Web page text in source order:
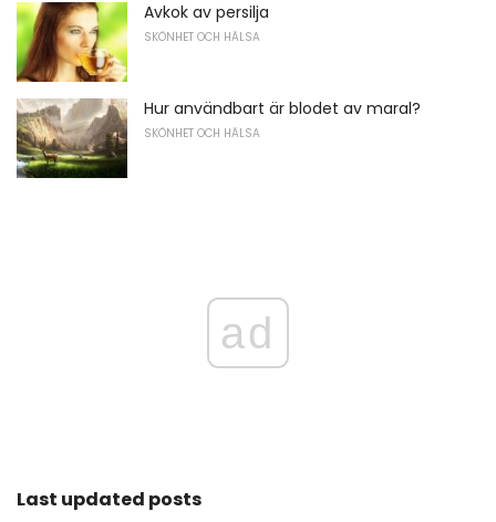
Avkok av persilja
SKÖNHET OCH HÄLSA
Hur användbart är blodet av maral?
SKÖNHET OCH HÄLSA
ad
Last updated posts